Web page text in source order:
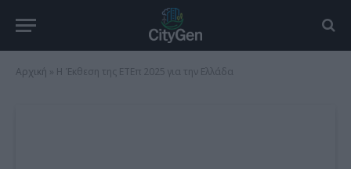
Αρχική Η Έκθεση της ΕΤΕπ 2025 για την Ελλάδα